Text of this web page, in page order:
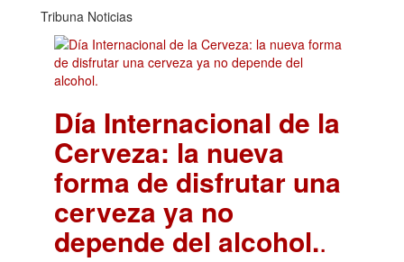
Tribuna Noticias
Día Internacional de la
Cerveza: la nueva
forma de disfrutar una
cerveza ya no
depende del alcohol..